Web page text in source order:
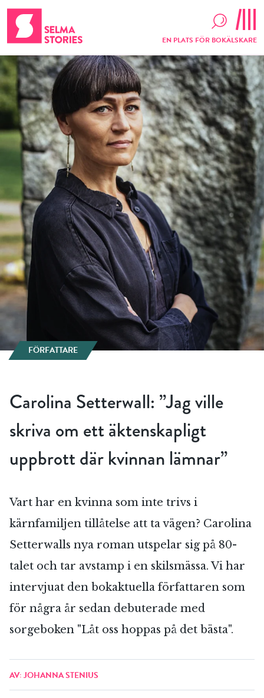
EN PLATS FÖR BOKÄLSKARE
FÖRFATTARE
Carolina Setterwall: ”Jag ville
skriva om ett äktenskapligt
uppbrott där kvinnan lämnar”
Vart har en kvinna som inte trivs i
kärnfamiljen tillåtelse att ta vägen? Carolina
Setterwalls nya roman utspelar sig på 80-
talet och tar avstamp i en skilsmässa. Vi har
intervjuat den bokaktuella författaren som
för några år sedan debuterade med
sorgeboken "Låt oss hoppas på det bästa".
AV: JOHANNA STENIUS